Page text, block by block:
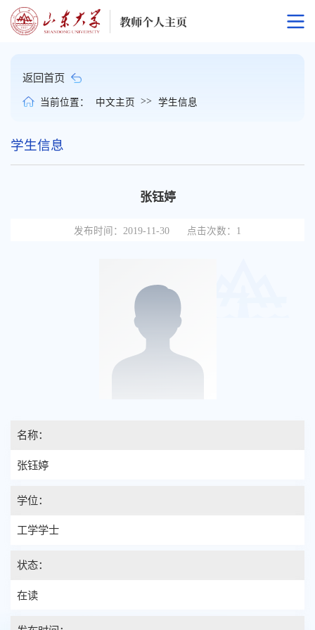
当前位置： 中文主页 >> 学生信息
返回首页
学生信息
张钰婷
发布时间：2019-11-30 点击次数： 1
名称：
张钰婷
学位：
工学学士
状态：
在读